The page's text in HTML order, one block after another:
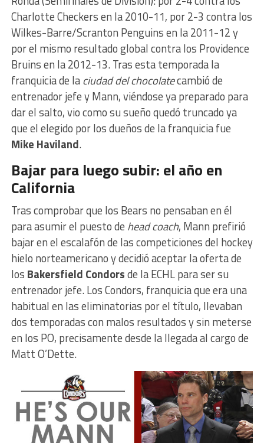
Charlotte Checkers en la 2010-11, por 2-3 contra los
Wilkes-Barre/Scranton Penguins en la 2011-12 y
por el mismo resultado global contra los Providence
Bruins en la 2012-13. Tras esta temporada la
franquicia de laciudad del chocolatecambió de
entrenador jefe y Mann, viéndose ya preparado para
dar el salto, vio como su sueño quedó truncado ya
que el elegido por los dueños de la franquicia fue
Mike Haviland.
Bajar para luego subir: el año en
California
Tras comprobar que los Bears no pensaban en él
para asumir el puesto de head coach, Mann prefirió
bajar en el escalafón de las competiciones del hockey
hielo norteamericano y decidió aceptar la oferta de
los Bakersfield Condorsde la ECHL para ser su
entrenador jefe. Los Condors, franquicia que era una
habitual en las eliminatorias por el título, llevaban
dos temporadas con malos resultados y sin meterse
en los PO, precisamente desde la llegada al cargo de
Matt O’Dette.